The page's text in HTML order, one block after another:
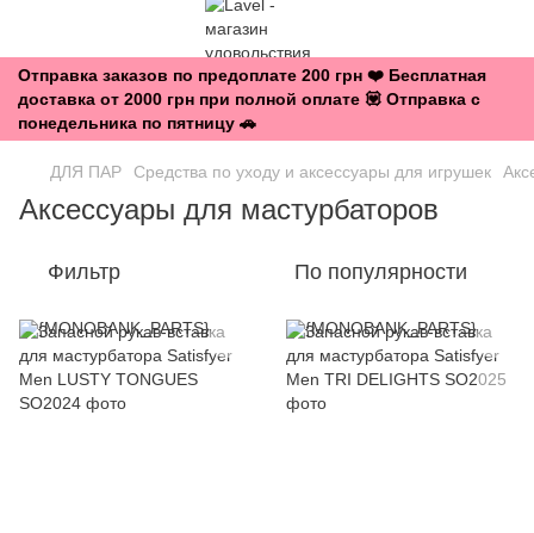
Отправка заказов по предоплате 200 грн ❤️ Бесплатная
доставка от 2000 грн при полной оплате 💟 Отправка с
понедельника по пятницу 🚗
ДЛЯ ПАР Средства по уходу и аксессуары для игрушек
Аксессуары для мастурбаторов
Фильтр По популярности